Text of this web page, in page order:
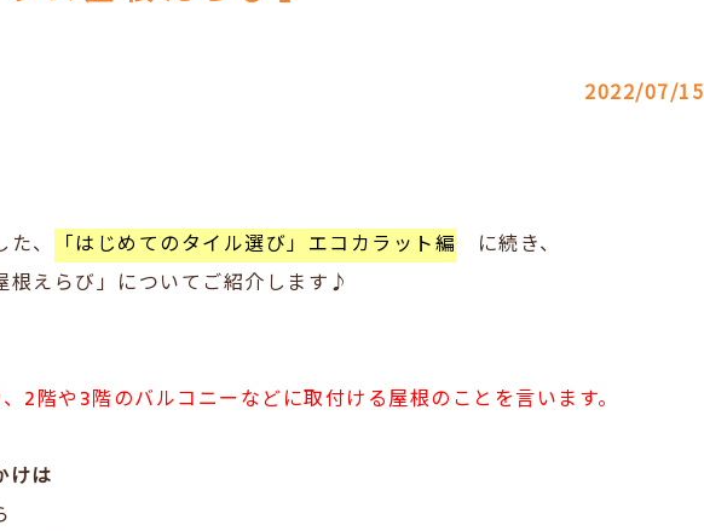
2022/07/15
、 「はじめてのタイル選び」エコカラット編
に続き、
根えらび」についてご紹介します♪
2階や3階のバルコニーなどに取付ける屋根のことを言います。
けは